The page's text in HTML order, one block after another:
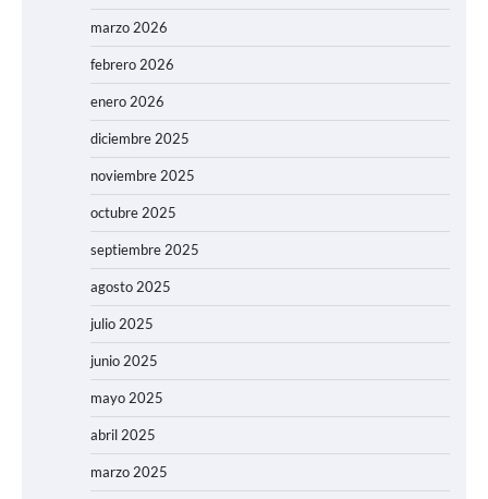
marzo 2026
febrero 2026
enero 2026
diciembre 2025
noviembre 2025
octubre 2025
septiembre 2025
agosto 2025
julio 2025
junio 2025
mayo 2025
abril 2025
marzo 2025